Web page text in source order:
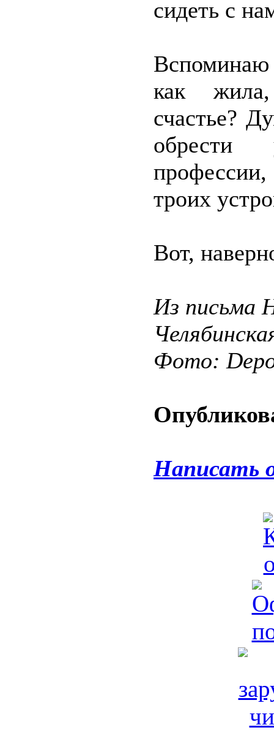
сидеть с
Вспоминаю
как
счастье?
обрести
троих
Вот,
Из письма
Фото:
Написать